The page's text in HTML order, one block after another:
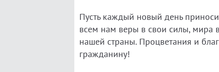
Пусть каждый новый день
всем нам веры в свои силы, мира
нашей страны. Процветания и
гражданину!